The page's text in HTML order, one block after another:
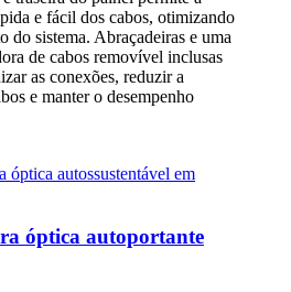
e fácil dos cabos, otimizando
do sistema. Abraçadeiras e uma
de cabos removível inclusas
as conexões, reduzir a
e manter o desempenho
óptica autoportante